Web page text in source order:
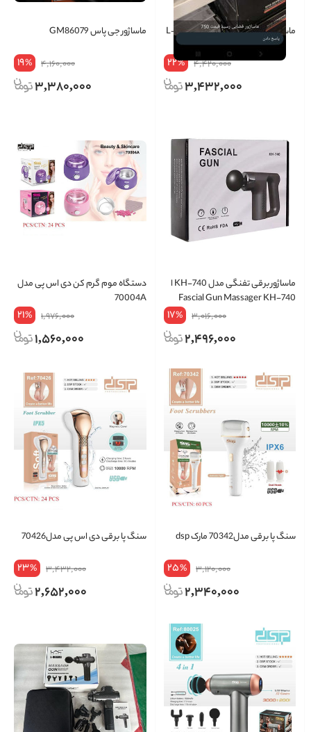
ماساژور لاک لاییچی فضایی L-077MG
4,420,000
22%
3,432,000
ماساژور جی پاس GM86079
4,160,000
19%
3,380,000
ماساژور برقی تفنگی مدل KH-740 ا
Fascial Gun Massager KH-740
3,016,000
17%
2,496,000
دستگاه موم گرم کن دی اس پی مدل
70004A
1,976,000
21%
1,560,000
سنگ پا برقی مدل70342 مارک dsp
3,120,000
25%
2,340,000
سنگ پا برقی دی اس پی مدل70426
3,432,000
23%
2,652,000